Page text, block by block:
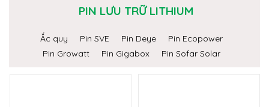
PIN LƯU TRỮ LITHIUM
Ắc quy Pin SVE Pin Deye
Pin Ecopower
Pin Growatt
Pin Gigabox Pin Sofar Solar